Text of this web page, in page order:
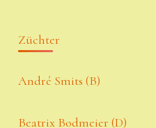
Züchter
André Smits (B)
Beatrix Bodmeier (D)